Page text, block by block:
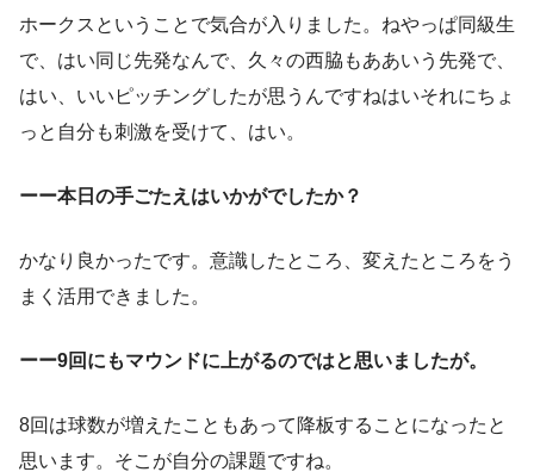
ホークスということで気合が入りました。ねやっぱ同級生
で、はい同じ先発なんで、久々の西脇もああいう先発で、
はい、いいピッチングしたが思うんですねはいそれにちょ
っと自分も刺激を受けて、はい。
ーー本日の手ごたえはいかがでしたか？
かなり良かったです。意識したところ、変えたところをう
まく活用できました。
ーー9回にもマウンドに上がるのではと思いましたが。
8回は球数が増えたこともあって降板することになったと
思います。そこが自分の課題ですね。